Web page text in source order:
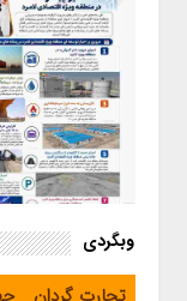
اینفوگرافیک / مسیر
وبگردی